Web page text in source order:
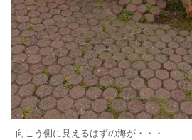
向こう側に見えるはずの海が・・・